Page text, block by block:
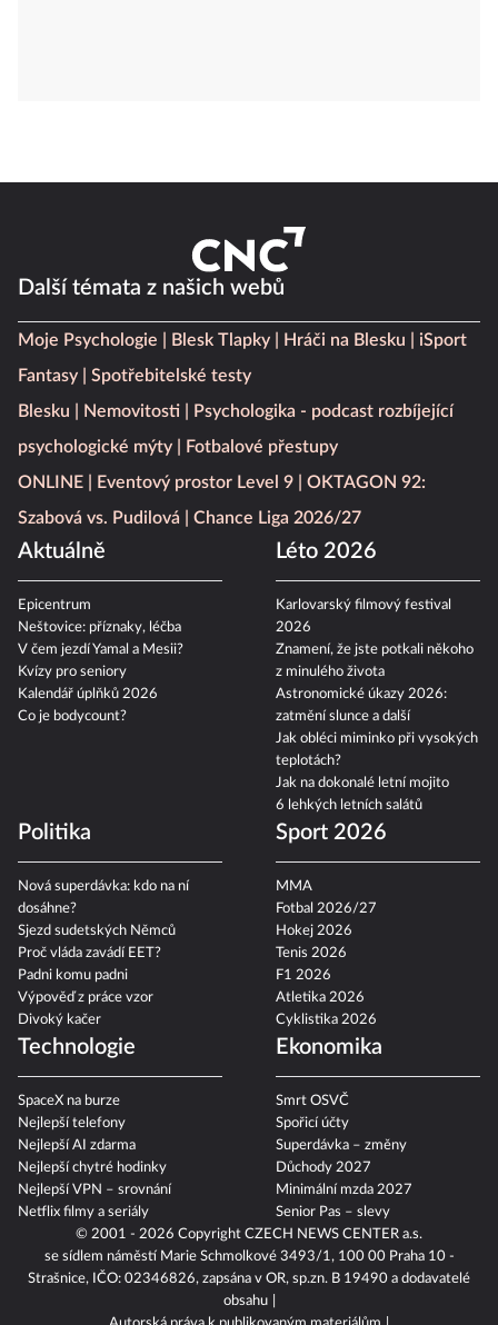
© 2001 - 2026 Copyright CZECH NEWS CENTER a.s.
se sídlem náměstí Marie Schmolkové 3493/1, 100 00 Praha 10 -
Strašnice, IČO: 02346826, zapsána v OR, sp.zn. B 19490 a dodavatelé
obsahu
Další témata z našich webů
Moje Psychologie Blesk Tlapky Hráči na Blesku
iSport
Fantasy
Spotřebitelské testy
Blesku
Nemovitosti
Psychologika - podcast rozbíjející
psychologické mýty
Fotbalové přestupy
ONLINE
Eventový prostor Level 9
OKTAGON 92:
Szabová vs. Pudilová
Chance Liga 2026/27
Aktuálně
Epicentrum
Neštovice: příznaky, léčba
V čem jezdí Yamal a Mesii?
Kvízy pro seniory
Kalendář úplňků 2026
Co je bodycount?
Léto 2026
Karlovarský filmový festival
2026
Znamení, že jste potkali někoho
z minulého života
Astronomické úkazy 2026:
zatmění slunce a další
Jak obléci miminko při vysokých
teplotách?
Jak na dokonalé letní mojito
6 lehkých letních salátů
Politika
Nová superdávka: kdo na ní
dosáhne?
Sjezd sudetských Němců
Proč vláda zavádí EET?
Padni komu padni
Výpověď z práce vzor
Divoký kačer
Sport 2026
MMA
Fotbal 2026/27
Hokej 2026
Tenis 2026
F1 2026
Atletika 2026
Cyklistika 2026
Technologie
SpaceX na burze
Nejlepší telefony
Nejlepší AI zdarma
Nejlepší chytré hodinky
Nejlepší VPN – srovnání
Netflix filmy a seriály
Ekonomika
Smrt OSVČ
Spořicí účty
Superdávka – změny
Důchody 2027
Minimální mzda 2027
Senior Pas – slevy